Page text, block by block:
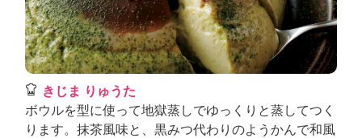
きじま りゅうた
ボウルを型に使って地獄蒸しでゆっくりと蒸してつく
ります。抹茶風味と、黒みつ代わりのようかんで和風